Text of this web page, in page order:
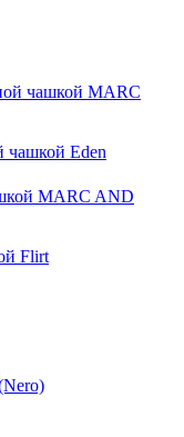
чашкой Eden
Flirt